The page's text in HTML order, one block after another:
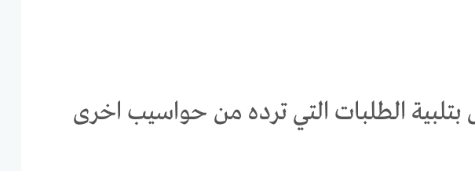
الطلبات التي ترده من حواسيب اخرى